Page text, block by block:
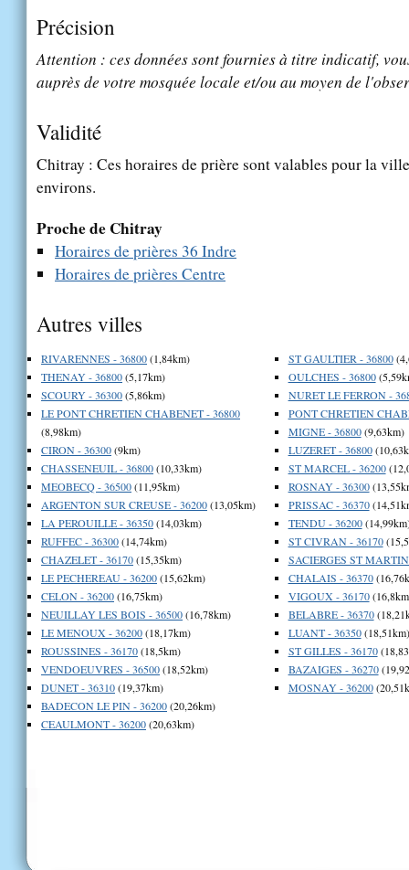
Précision
Attention : ces données sont fournies à titre indicatif,
auprès de votre mosquée locale et/ou au moyen de
Validité
Chitray : Ces horaires de prière sont valables pour la
environs.
Proche de Chitray
Horaires de prières 36 Indre
Horaires de prières Centre
Autres villes
RIVARENNES - 36800(1,84km)
THENAY - 36800(5,17km)
SCOURY - 36300(5,86km)
LE PONT CHRETIEN CHABENET - 36800
(8,98km)
CIRON - 36300(9km)
CHASSENEUIL - 36800(10,33km)
MEOBECQ - 36500(11,95km)
ARGENTON SUR CREUSE - 36200(13,05km)
LA PEROUILLE - 36350(14,03km)
RUFFEC - 36300(14,74km)
CHAZELET - 36170(15,35km)
LE PECHEREAU - 36200(15,62km)
CELON - 36200(16,75km)
NEUILLAY LES BOIS - 36500(16,78km)
LE MENOUX - 36200(18,17km)
ROUSSINES - 36170(18,5km)
VENDOEUVRES - 36500(18,52km)
DUNET - 36310(19,37km)
BADECON LE PIN - 36200(20,26km)
CEAULMONT - 36200(20,63km)
ST GAULTIER - 36800
OULCHES - 36800
NURET LE FERRON -
PONT CHRETIEN
MIGNE - 36800(9,63km)
LUZERET - 36800
ST MARCEL - 36200
ROSNAY - 36300
PRISSAC - 36370
TENDU - 36200
ST CIVRAN - 36170
SACIERGES ST
CHALAIS - 36370
VIGOUX - 36170
BELABRE - 36370
LUANT - 36350(18,51km)
ST GILLES - 36170
BAZAIGES - 36270
MOSNAY - 36200